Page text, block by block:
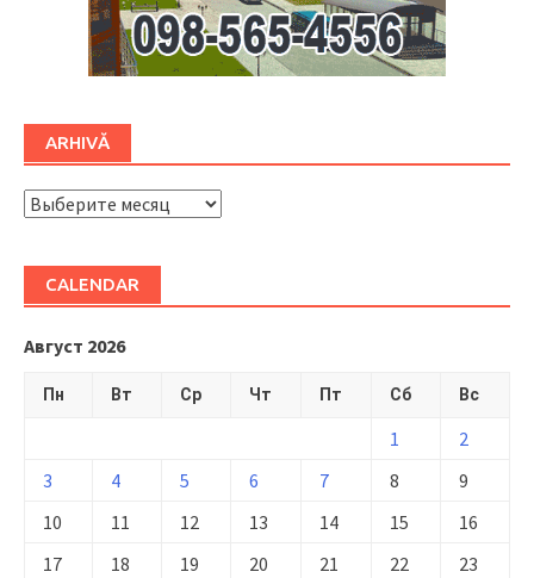
ARHIVĂ
ARHIVĂ
CALENDAR
Август 2026
Пн Вт Ср Чт Пт Сб Вс
1
2
3
4 5 6 7 8
9
10
11 12 13 14 15
16
17
18 19 20 21 22
23